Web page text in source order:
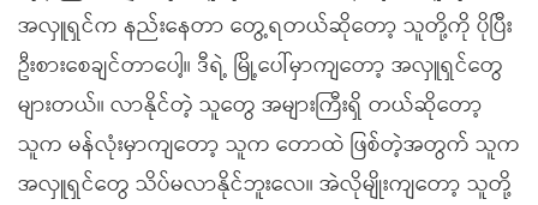
အလှူရှင်က နည်းနေတာ တွေ့ရတယ်ဆိုတော့ သူတို့ကို ပိုပြီး
ဦးစားစေချင်တာပေါ့။ ဒီရဲ့ မြို့ပေါ်မှာကျတော့ အလှူရှင်တွေ
များတယ်။ လာနိုင်တဲ့ သူတွေ အများကြီးရှိ တယ်ဆိုတော့
သူက မန်လုံးမှာကျတော့ သူက တောထဲ ဖြစ်တဲ့အတွက် သူက
အလှူရှင်တွေ သိပ်မလာနိုင်ဘူးလေ။ အဲလိုမျိုးကျတော့ သူတို့